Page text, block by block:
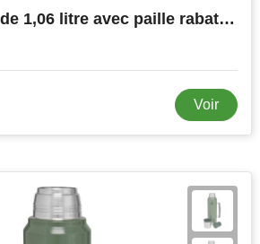
Bouteille d'eau de 1,06 litre avec paille rabattable Stanley IceFlow™ 2.0
Voir